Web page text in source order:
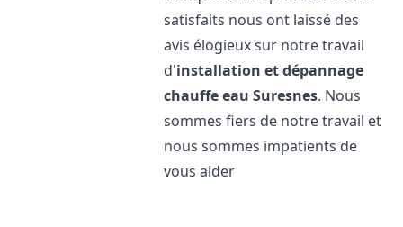
satisfaits nous ont laissé des
avis élogieux sur notre travail
d'installation et dépannage
chauffe eau Suresnes. Nous
sommes fiers de notre travail et
nous sommes impatients de
vous aider